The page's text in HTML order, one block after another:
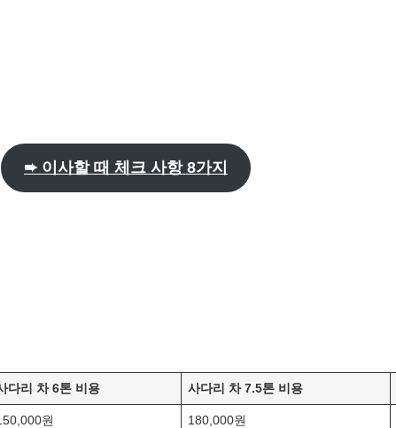
➨ 이사할 때 체크 사항 8가지
다리 차 6톤 비용 사다리 차 7.5톤 비용
원 180,000원